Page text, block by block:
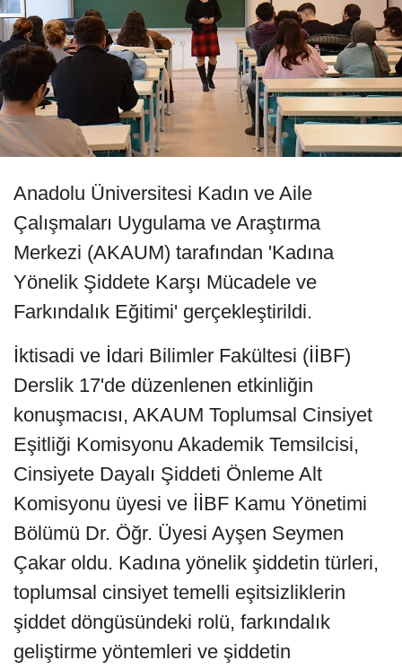
Anadolu Üniversitesi Kadın ve Aile
Çalışmaları Uygulama ve Araştırma
Merkezi (AKAUM) tarafından 'Kadına
Yönelik Şiddete Karşı Mücadele ve
Farkındalık Eğitimi' gerçekleştirildi.
İktisadi ve İdari Bilimler Fakültesi (İİBF)
Derslik 17'de düzenlenen etkinliğin
konuşmacısı, AKAUM Toplumsal Cinsiyet
Eşitliği Komisyonu Akademik Temsilcisi,
Cinsiyete Dayalı Şiddeti Önleme Alt
Komisyonu üyesi ve İİBF Kamu Yönetimi
Bölümü Dr. Öğr. Üyesi Ayşen Seymen
Çakar oldu. Kadına yönelik şiddetin türleri,
toplumsal cinsiyet temelli eşitsizliklerin
şiddet döngüsündeki rolü, farkındalık
geliştirme yöntemleri ve şiddetin